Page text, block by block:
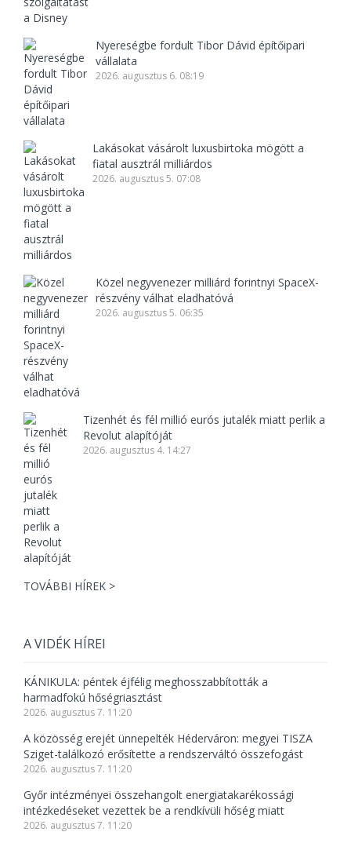
Nyereségbe fordult Tibor Dávid építőipari
vállalata
2026. augusztus 6. 08:19
Lakásokat vásárolt luxusbirtoka mögött a
fiatal ausztrál milliárdos
2026. augusztus 5. 07:08
Közel negyvenezer milliárd forintnyi SpaceX-
részvény válhat eladhatóvá
2026. augusztus 5. 06:35
Tizenhét és fél millió eurós jutalék miatt perlik a
Revolut alapítóját
2026. augusztus 4. 14:27
TOVÁBBI HÍREK >
A VIDÉK HÍREI
KÁNIKULA: péntek éjfélig meghosszabbították a
harmadfokú hőségriasztást
2026. augusztus 7. 11:20
A közösség erejét ünnepelték Héderváron: megyei TISZA
Sziget-találkozó erősítette a rendszerváltó összefogást
2026. augusztus 7. 11:20
Győr intézményei összehangolt energiatakarékossági
intézkedéseket vezettek be a rendkívüli hőség miatt
2026. augusztus 7. 11:20